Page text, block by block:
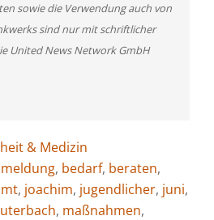
sowie die Verwendung auch von
sind nur mit schriftlicher
United News Network GmbH
& Medizin
, bedarf, beraten,
, joachim, jugendlicher, juni,
, maßnahmen,